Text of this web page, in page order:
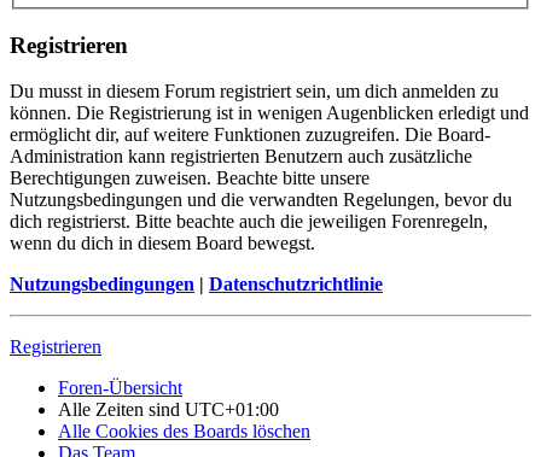
Registrieren
Du musst in diesem Forum registriert sein, um dich anmelden zu
können. Die Registrierung ist in wenigen Augenblicken erledigt und
ermöglicht dir, auf weitere Funktionen zuzugreifen. Die Board-
Administration kann registrierten Benutzern auch zusätzliche
Berechtigungen zuweisen. Beachte bitte unsere
Nutzungsbedingungen und die verwandten Regelungen, bevor du
dich registrierst. Bitte beachte auch die jeweiligen Forenregeln,
wenn du dich in diesem Board bewegst.
Nutzungsbedingungen | Datenschutzrichtlinie
Registrieren
Foren-Übersicht
Alle Zeiten sind UTC+01:00
Alle Cookies des Boards löschen